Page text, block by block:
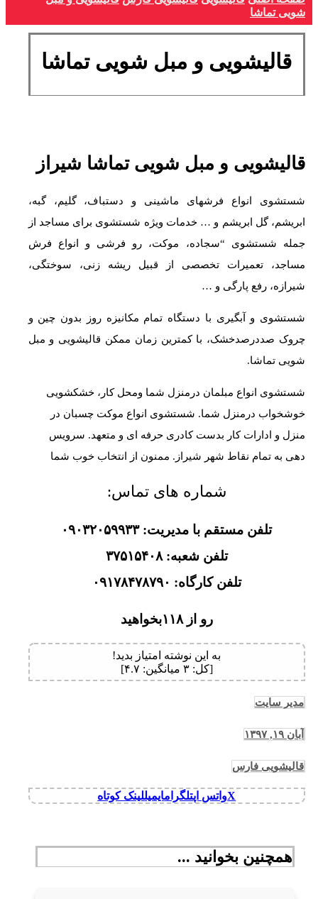
شویی تماشا
قالیشویی و مبل شویی تماشا
قالیشویی و مبل شویی تماشا شیراز
شستشوی انواع فرشهای ماشینی و دستباف، گلیم، گبه،
ابریشم، گل ابریشم و … خدمات ویژه شستشوی برای مساجد از
جمله شستشوی “سجاده، موکت، رو فرشی و انواع فرش
مساجد، تعمیرات تخصصی از قبیل ریشه زنی، سوختگی،
شیرازه، رفع پارگی و …
شستشوی و آبگیری با دستگاه تمام مکانیزه روز بدون چین و
چروک صددرصدخشک، با کمترین زمان ممکن قالیشویی و مبل
شویی تماشا.
شستشوی انواع مبلمان درمنزل شما ومحل کار، خشکشویی
خوشخواب درمنزل شما. شستشوی انواع موکت چسبان در
منزل و ادارات کار بدست کادری حرفه ای و متعهد. سرویس
دهی به تمام نقاط شهر شیراز. ممنون از انتخاب خوب شما
شماره های تماس:
تلفن مستقم با مدیریت: ۰۹۰۳۲۰۵۹۹۳۳
تلفن شعبه: ۳۷۵۱۵۴۰۸
تلفن کارگاه: ۰۹۱۷۸۴۷۸۷۹۰
رو از ۱۱۸بخواهید
به این نوشته امتیاز بدید!
[کل:۳ میانگین: ۴.۷]
مدیر سایت
آبان ۱۹, ۱۳۹۷
قالیشویی فارس
Xواتس اپتلگرامایمیللینک کوتاه
همچنین بخوانید ...